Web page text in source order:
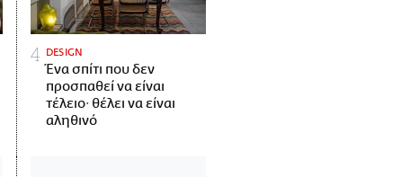
DESIGN
Ένα σπίτι που δεν
προσπαθεί να είναι
τέλειο· θέλει να είναι
αληθινό